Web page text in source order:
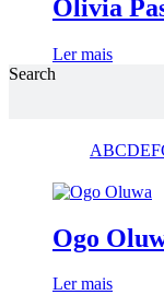
Olivia
Ler mais
Search
ABCDEF
Ogo
Ler mais